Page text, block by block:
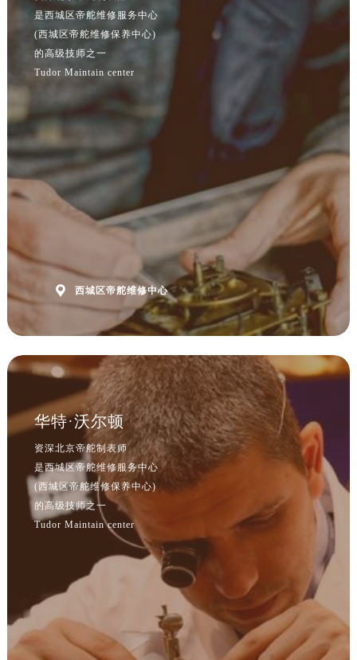
是西城区帝舵维修服务中心
(西城区帝舵维修保养中心)
的高级技师之一
Tudor Maintain center
 西城区帝舵维修中心
华特·沃尔顿
资深北京帝舵制表师
是西城区帝舵维修服务中心
(西城区帝舵维修保养中心)
的高级技师之一
Tudor Maintain center